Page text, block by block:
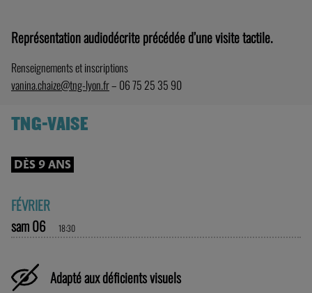
Représentation audiodécrite précédée d’une visite tactile.
Renseignements et inscriptions
vanina.chaize@tng-lyon.fr– 06 75 25 35 90
TNG-VAISE
DÈS 9 ANS
FÉVRIER
sam 06
18:30
Adapté aux déficients visuels